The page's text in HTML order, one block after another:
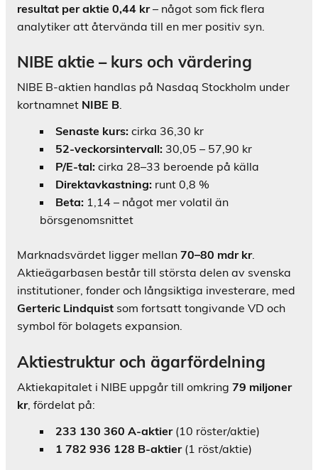
resultat per aktie 0,44 kr– något som fick flera
analytiker att återvända till en mer positiv syn.
NIBE aktie – kurs och värdering
NIBE B-aktien handlas på Nasdaq Stockholm under
kortnamnet NIBE B.
Senaste kurs: cirka 36,30 kr
52-veckorsintervall: 30,05 – 57,90 kr
P/E-tal: cirka 28–33 beroende på källa
Direktavkastning: runt 0,8 %
Beta: 1,14 – något mer volatil än
börsgenomsnittet
Marknadsvärdet ligger mellan 70–80 mdr kr.
Aktieägarbasen består till största delen av svenska
institutioner, fonder och långsiktiga investerare, med
Gerteric Lindquist som fortsatt tongivande VD och
symbol för bolagets expansion.
Aktiestruktur och ägarfördelning
Aktiekapitalet i NIBE uppgår till omkring 79 miljoner
kr, fördelat på:
233 130 360 A-aktier(10 röster/aktie)
1 782 936 128 B-aktier(1 röst/aktie)